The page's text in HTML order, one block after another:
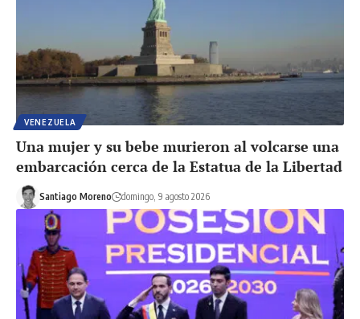
VENEZUELA
Una mujer y su bebe murieron al volcarse una
embarcación cerca de la Estatua de la Libertad
Santiago Moreno domingo, 9 agosto 2026